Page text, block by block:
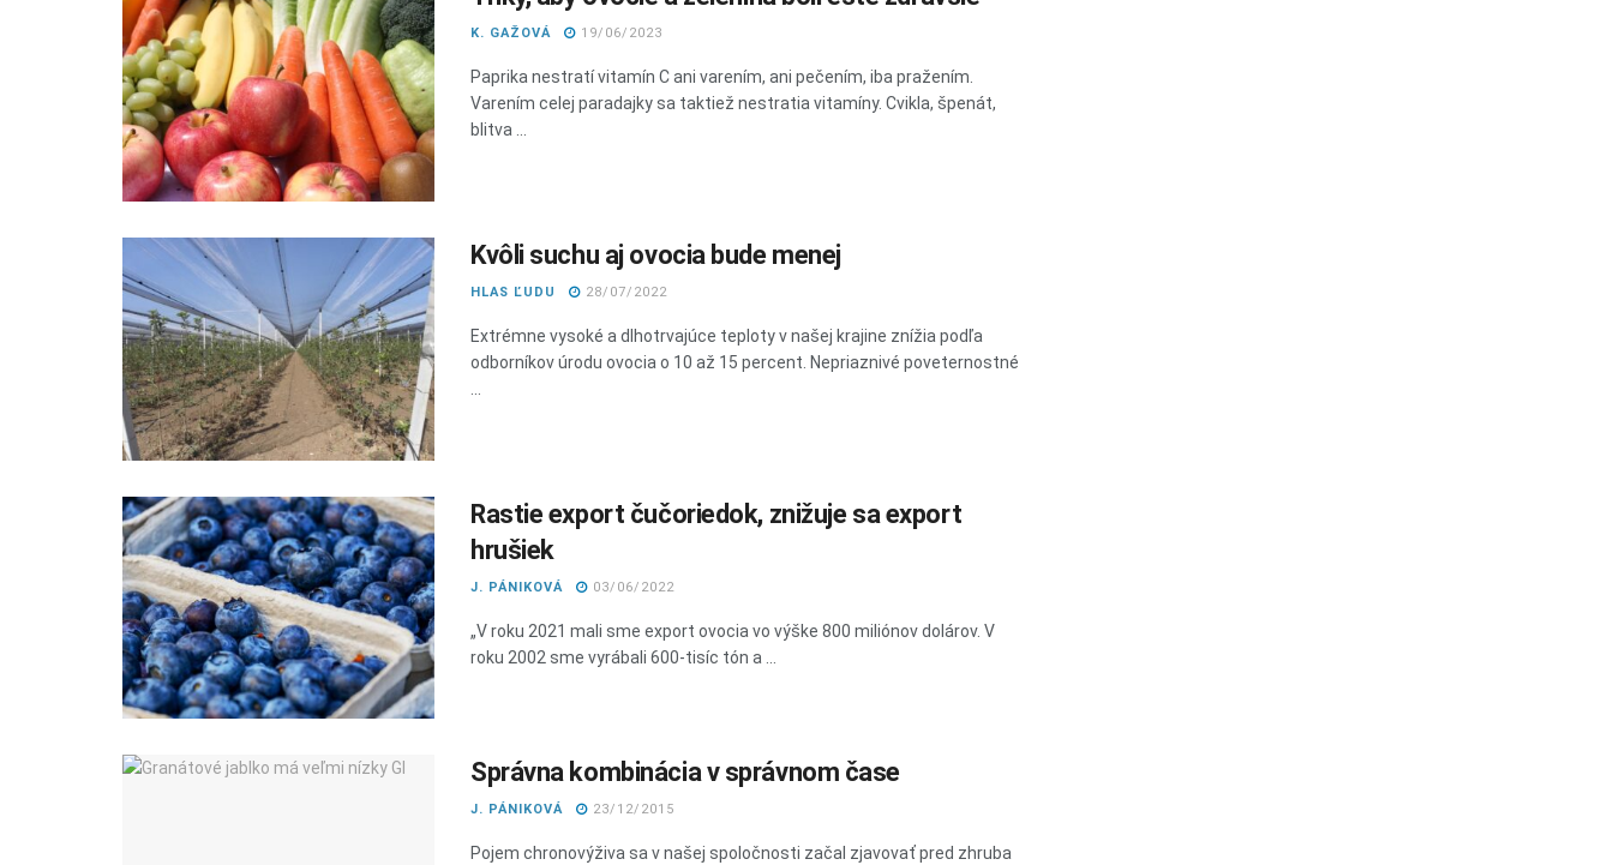
K. GAŽOVÁ 19/06/2023
Paprika nestratí vitamín C ani varením, ani pečením, iba pražením.
Varením celej paradajky sa taktiež nestratia vitamíny. Cvikla, špenát,
blitva ...
Kvôli suchu aj ovocia bude menej
HLAS ĽUDU 28/07/2022
Extrémne vysoké a dlhotrvajúce teploty v našej krajine znížia podľa
odborníkov úrodu ovocia o 10 až 15 percent. Nepriaznivé poveternostné
Rastie export čučoriedok, znižuje sa export
hrušiek
J. PÁNIKOVÁ 03/06/2022
„V roku 2021 mali sme export ovocia vo výške 800 miliónov dolárov. V
roku 2002 sme vyrábali 600-tisíc tón a ...
Správna kombinácia v správnom čase
J. PÁNIKOVÁ 23/12/2015
Pojem chronovýživa sa v našej spoločnosti začal zjavovať pred zhruba